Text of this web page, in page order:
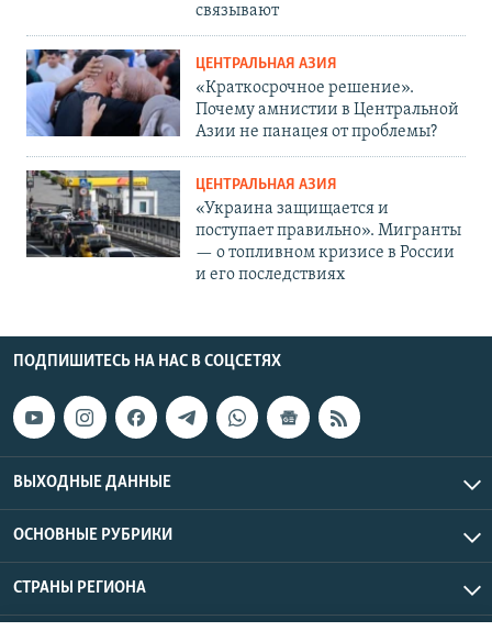
связывают
ЦЕНТРАЛЬНАЯ АЗИЯ
«Краткосрочное решение».
Почему амнистии в Центральной
Азии не панацея от проблемы?
ЦЕНТРАЛЬНАЯ АЗИЯ
«Украина защищается и
поступает правильно». Мигранты
— о топливном кризисе в России
и его последствиях
ПОДПИШИТЕСЬ НА НАС В СОЦСЕТЯХ
ВЫХОДНЫЕ ДАННЫЕ
ОСНОВНЫЕ РУБРИКИ
СТРАНЫ РЕГИОНА